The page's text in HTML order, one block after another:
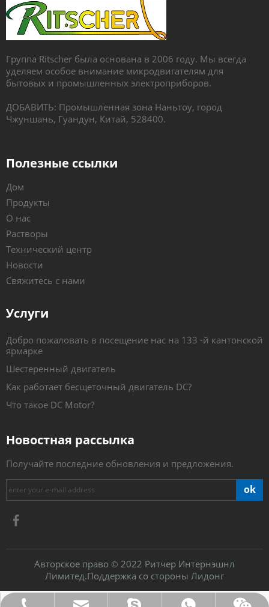
Группа Ritscher была основана в 2006 году. Мы всегда
уделяем особое внимание микродвигателям для
бытовых и промышленных электроприборов.
ДОБАВИТЬ: Промышленная зона Наньтоу, город
Чжуншань, Гуандун, Китай, 528400.
Полезные ссылки
Дом
Продукты
О нас
Растворы
Технический центр
Новости
Свяжитесь с нами
Услуги
Добро пожаловать в посещение нас на 133 -й кантонской
ярмарке
Шестеренный двигатель
Как работает бесщеточный двигатель DC?
Что такое DC Motor?
Новостная рассылка
Получайте последние обновления и предложения.
ok
Авторское право © 2022 Ритчер Интернэшнл
Лимитед.Поддержка со стороны Лидонг